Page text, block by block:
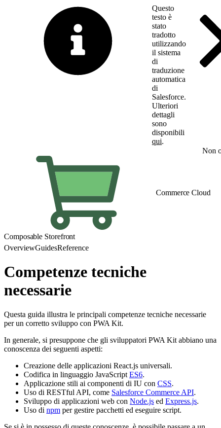
Questo
testo è
stato
tradotto
utilizzando
il sistema
di
traduzione
automatica
di
Salesforce.
Ulteriori
dettagli
sono
disponibili
qui.
Non
Commerce Cloud
Composable Storefront
OverviewGuidesReference
Competenze tecniche
necessarie
Questa guida illustra le principali competenze tecniche necessarie
per un corretto sviluppo con PWA Kit.
In generale, si presuppone che gli sviluppatori PWA Kit abbiano una
conoscenza dei seguenti aspetti:
Creazione delle applicazioni React.js universali.
Codifica in linguaggio JavaScript ES6.
Applicazione stili ai componenti di IU con CSS.
Uso di RESTful API, come Salesforce Commerce API.
Sviluppo di applicazioni web con Node.js ed Express.js.
Uso di npm per gestire pacchetti ed eseguire script.